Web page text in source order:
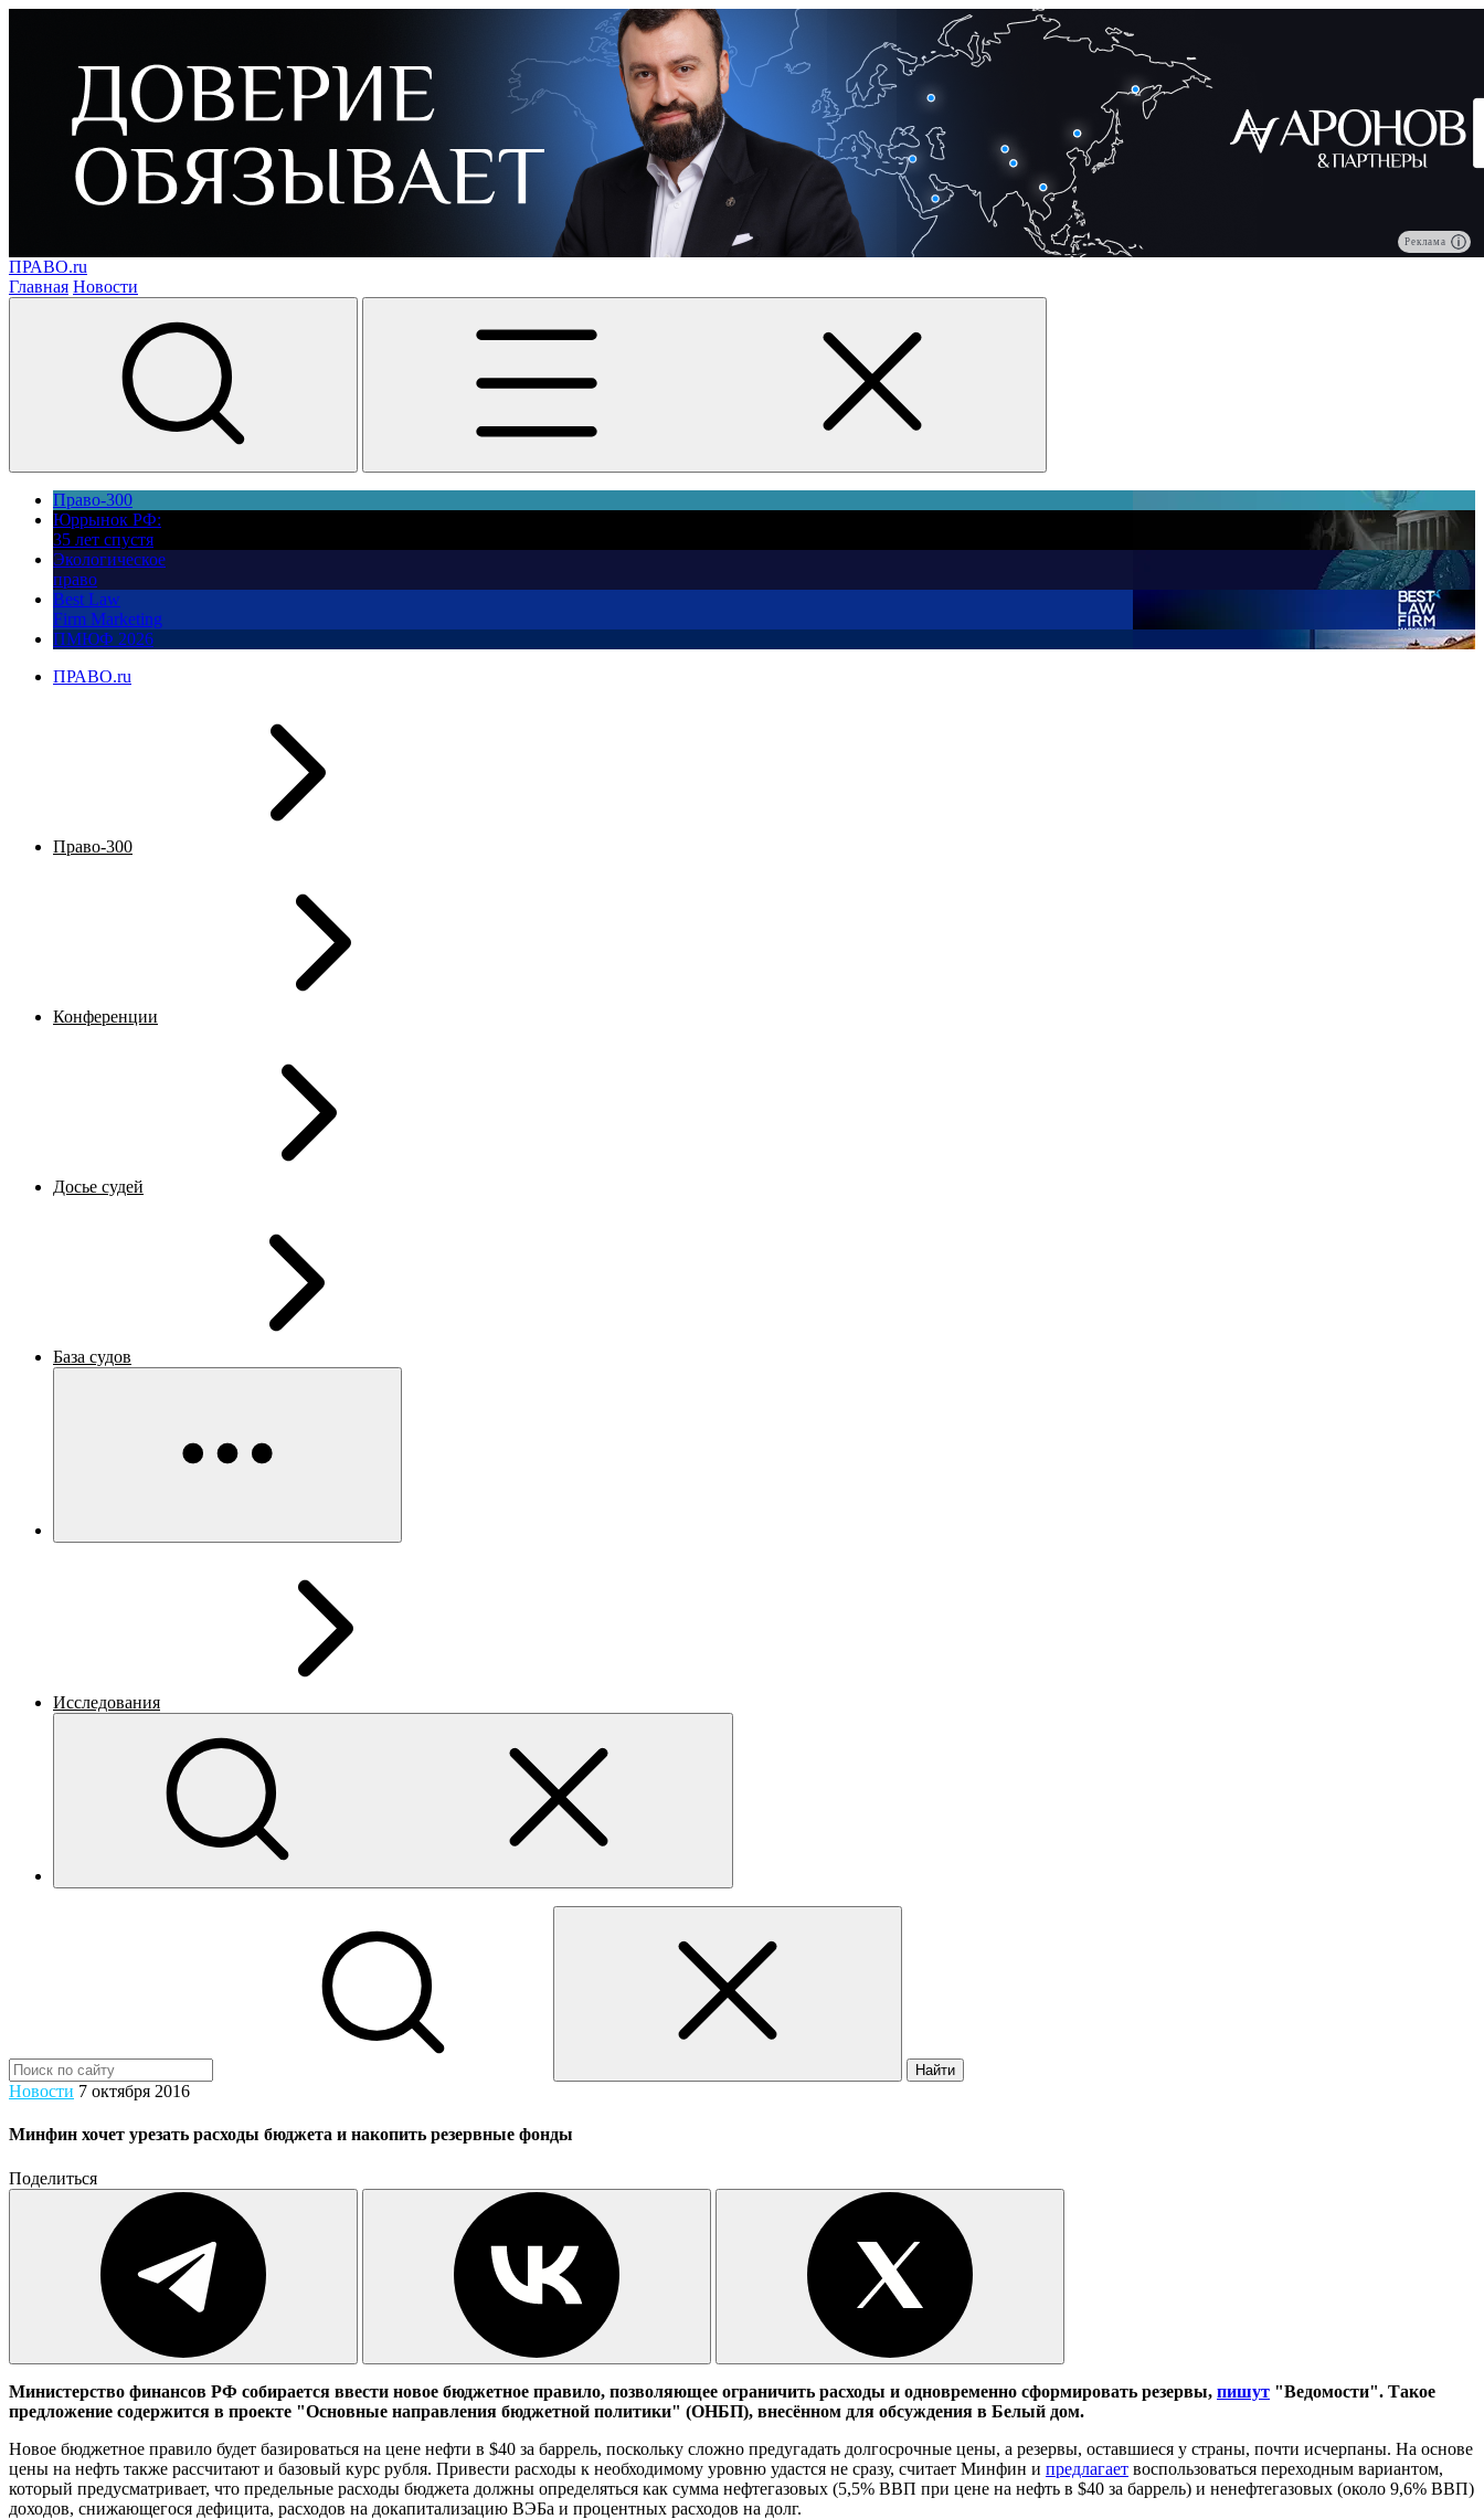
Реклама
ПРАВО.ru
Главная Новости
Право-300
Юррынок РФ:
35 лет спустя
Экологическое
право
Best Law
Firm Marketing
ПМЮФ 2026
ПРАВО.ru
Право-300
Конференции
Досье судей
База судов
Исследования
Найти
Новости 7 октября 2016
Минфин хочет урезать расходы бюджета и накопить резервные фонды
Поделиться
Министерство финансов РФ собирается ввести новое бюджетное правило, позволяющее ограничить расходы и одновременно сформировать резервы, пишут "Ведомости". Такое
предложение содержится в проекте "Основные направления бюджетной политики" (ОНБП), внесённом для обсуждения в Белый дом.
Новое бюджетное правило будет базироваться на цене нефти в $40 за баррель, поскольку сложно предугадать долгосрочные цены, а резервы, оставшиеся у страны, почти исчерпаны. На основе
цены на нефть также рассчитают и базовый курс рубля. Привести расходы к необходимому уровню удастся не сразу, считает Минфин и предлагает воспользоваться переходным вариантом,
который предусматривает, что предельные расходы бюджета должны определяться как сумма нефтегазовых (5,5% ВВП при цене на нефть в $40 за баррель) и ненефтегазовых (около 9,6% ВВП)
доходов, снижающегося дефицита, расходов на докапитализацию ВЭБа и процентных расходов на долг.